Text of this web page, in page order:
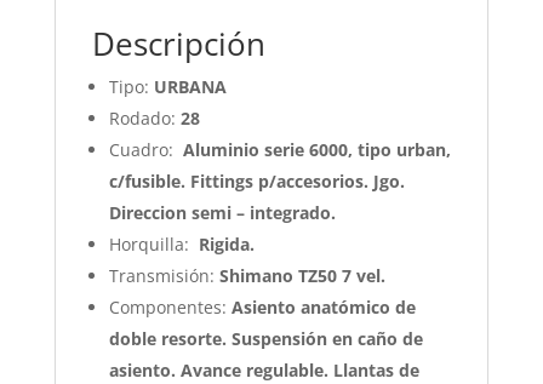
Descripción
Tipo: URBANA
Rodado: 28
Cuadro: Aluminio serie 6000, tipo urban,
c/fusible. Fittings p/accesorios. Jgo.
Direccion semi – integrado.
Horquilla: Rigida.
Transmisión: Shimano TZ50 7 vel.
Componentes: Asiento anatómico de
doble resorte. Suspensión en caño de
asiento. Avance regulable. Llantas de